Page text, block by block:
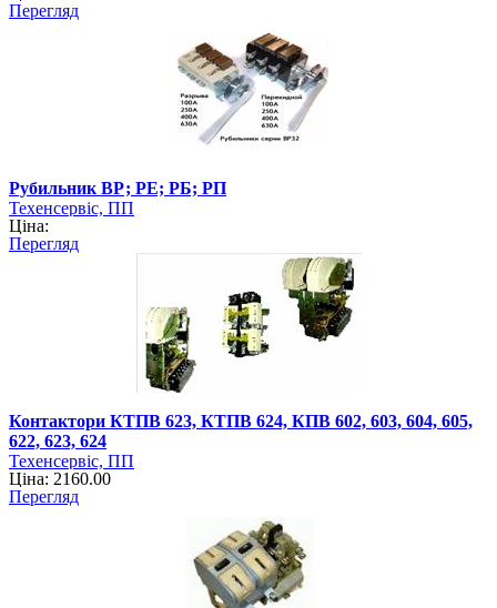
Перегляд
Рубильник ВР; РЕ; РБ; РП
Техенсервіс, ПП
Ціна:
Перегляд
Контактори КТПВ 623, КТПВ 624, КПВ 602, 603, 604, 605,
622, 623, 624
Техенсервіс, ПП
Ціна: 2160.00
Перегляд